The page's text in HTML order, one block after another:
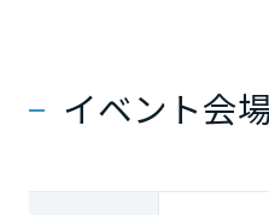
イベント会